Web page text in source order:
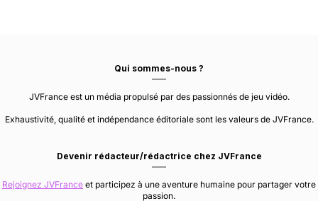
Qui sommes-nous ?
JVFrance est un média propulsé par des passionnés de jeu vidéo.
Exhaustivité, qualité et indépendance éditoriale sont les valeurs de JVFrance.
Devenir rédacteur/rédactrice chez JVFrance
Rejoignez JVFrance et participez à une aventure humaine pour partager votre
passion.